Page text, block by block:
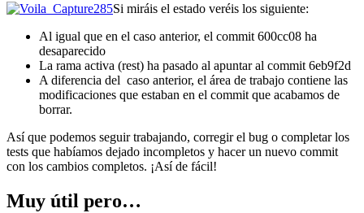
Si miráis el estado veréis los siguiente:
Al igual que en el caso anterior, el commit 600cc08 ha
desaparecido
La rama activa (rest) ha pasado al apuntar al commit 6eb9f2d
A diferencia del caso anterior, el área de trabajo contiene las
modificaciones que estaban en el commit que acabamos de
borrar.
Así que podemos seguir trabajando, corregir el bug o completar los
tests que habíamos dejado incompletos y hacer un nuevo commit
con los cambios completos. ¡Así de fácil!
Muy útil pero…